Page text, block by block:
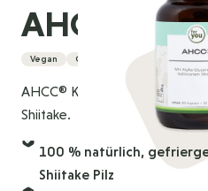
AHCC®
Vegan Glutenfrei
AHCC® Kapseln mit Alpha-
Shiitake.
100 % natürlich,
Shiitake Pilz